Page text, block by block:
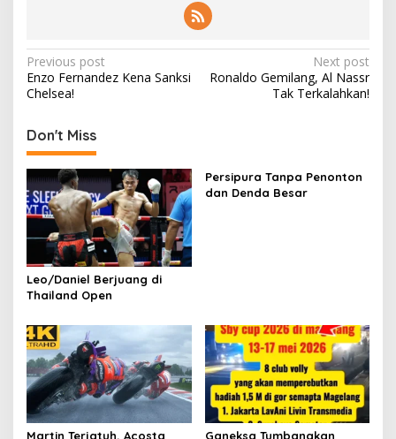
Post
navigation
Previous post
Enzo Fernandez Kena Sanksi
Chelsea!
Next post
Ronaldo Gemilang, Al Nassr
Tak Terkalahkan!
Don't Miss
Leo/Daniel Berjuang di
Thailand Open
Persipura Tanpa Penonton
dan Denda Besar
Martin Terjatuh, Acosta
Ganeksa Tumbangkan